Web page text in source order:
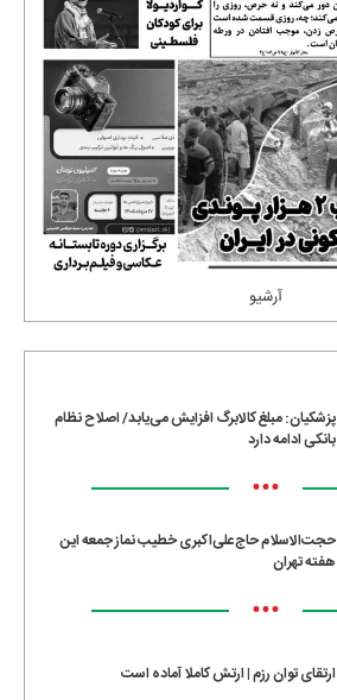
آرشیو
پزشکیان: مبلغ کالابرگ افزایش می‌یابد/ اصلاح نظام
بانکی ادامه دارد
•••
حجت‌الاسلام حاج‌علی‌اکبری خطیب نماز جمعه این
هفته تهران
•••
ارتقای توان رزم | ارتش کاملا آماده است